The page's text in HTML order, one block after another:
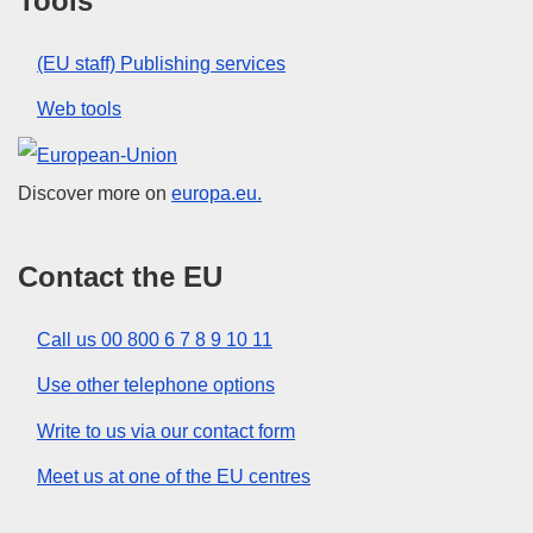
(EU staff) Publishing services
Web tools
European Union
Discover more on europa.eu.
Contact the EU
Call us 00 800 6 7 8 9 10 11
Use other telephone options
Write to us via our contact form
Meet us at one of the EU centres